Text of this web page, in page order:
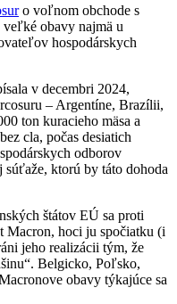
o voľnom obchode s
obavy najmä u
hospodárskych
v decembri 2024,
– Argentíne, Brazílii,
ton kuracieho mäsa a
cla, počas desiatich
odborov
ktorú by táto dohoda
štátov EÚ sa proti
Macron, hoci ju spočiatku (i
jeho realizácii tým, že
Belgicko, Poľsko,
obavy týkajúce sa